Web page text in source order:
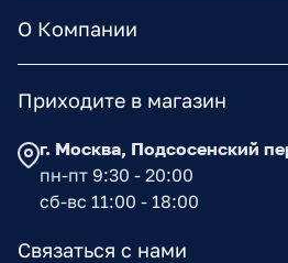
О Компании
Приходите в магазин
г. Москва, Подсосенский
пн-пт 9:30 - 20:00
сб-вс 11:00 - 18:00
Связаться с нами